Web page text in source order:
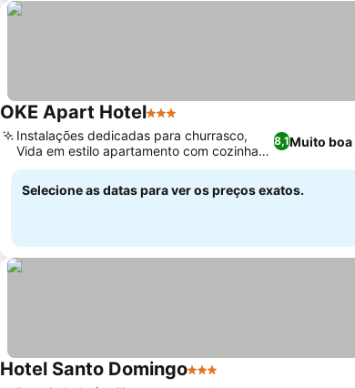
OKE Apart Hotel3 Estrelas
8,1Muito boa
Instalações dedicadas para churrasco,
Vida em estilo apartamento com cozinhas
completas
Selecione as datas para ver os preços exatos.
Hotel Santo Domingo3 Estrelas